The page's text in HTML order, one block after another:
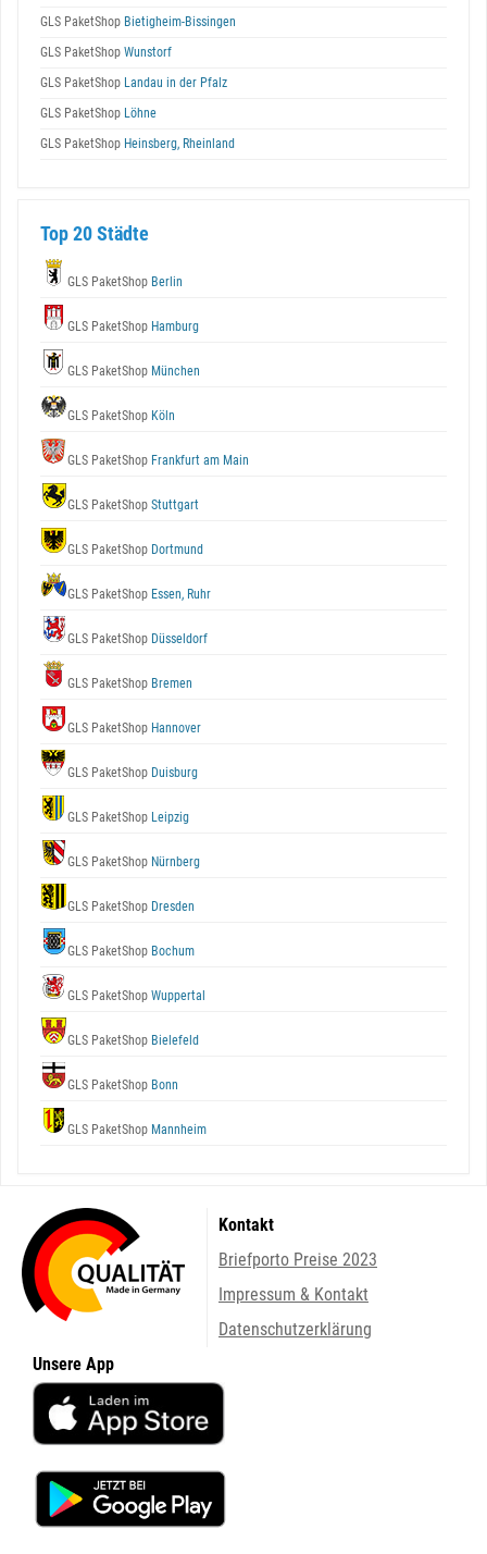
GLS PaketShop Bietigheim-Bissingen
GLS PaketShop Wunstorf
GLS PaketShop Landau in der Pfalz
GLS PaketShop Löhne
GLS PaketShop Heinsberg, Rheinland
Top 20 Städte
GLS PaketShop Berlin
GLS PaketShop Hamburg
GLS PaketShop München
GLS PaketShop Köln
GLS PaketShop Frankfurt am Main
GLS PaketShop Stuttgart
GLS PaketShop Dortmund
GLS PaketShop Essen, Ruhr
GLS PaketShop Düsseldorf
GLS PaketShop Bremen
GLS PaketShop Hannover
GLS PaketShop Duisburg
GLS PaketShop Leipzig
GLS PaketShop Nürnberg
GLS PaketShop Dresden
GLS PaketShop Bochum
GLS PaketShop Wuppertal
GLS PaketShop Bielefeld
GLS PaketShop Bonn
GLS PaketShop Mannheim
Kontakt
Briefporto Preise 2023
Impressum & Kontakt
Datenschutzerklärung
Unsere App